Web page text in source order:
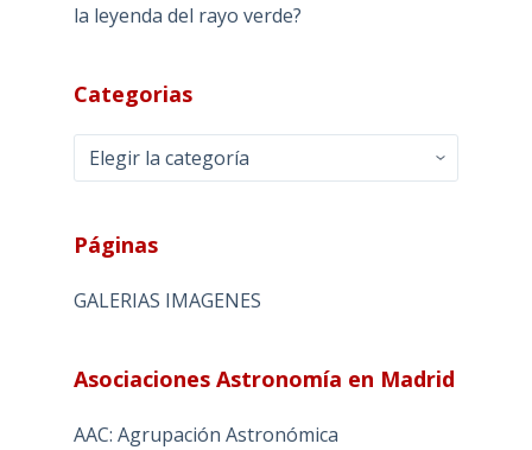
la leyenda del rayo verde?
Categorias
Categorias
Páginas
GALERIAS IMAGENES
Asociaciones Astronomía en Madrid
AAC: Agrupación Astronómica